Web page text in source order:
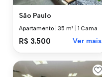
São Paulo
Apartamento |35 m² 1 Cama
R$ 3.500 Ver mais